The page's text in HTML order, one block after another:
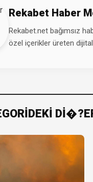
Rekabet Haber
Rekabet.net bağımsız
özel içerikler üreten dijital